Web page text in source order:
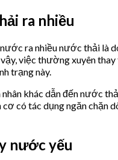
ra nhiều
ra nhiều nước thải là
việc thường xuyên
trạng này.
khác dẫn đến nước
cơ có tác dụng ngăn chặn
nước yếu